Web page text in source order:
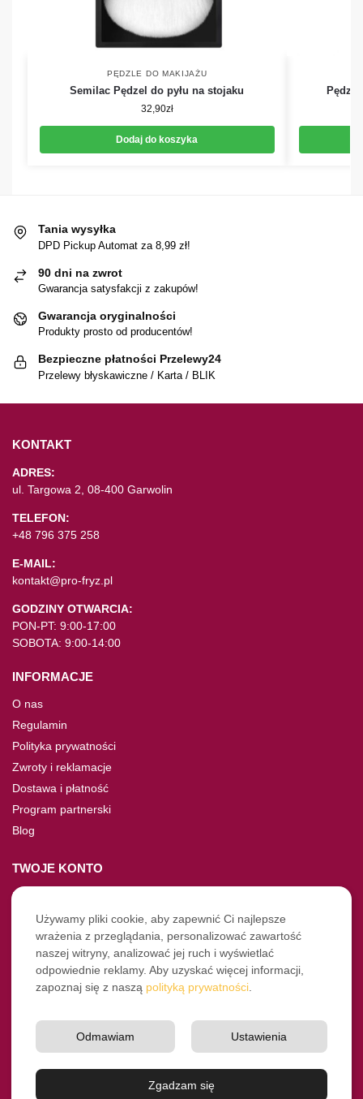
PĘDZLE DO MAKIJAŻU
Semilac Pędzel do pyłu na stojaku
32,90zł
Dodaj do koszyka
Tania wysyłka
DPD Pickup Automat za 8,99 zł!
90 dni na zwrot
Gwarancja satysfakcji z zakupów!
Gwarancja oryginalności
Produkty prosto od producentów!
Bezpieczne płatności Przelewy24
Przelewy błyskawiczne / Karta / BLIK
KONTAKT
ADRES:
ul. Targowa 2, 08-400 Garwolin
TELEFON:
+48 796 375 258
E-MAIL:
kontakt@pro-fryz.pl
GODZINY OTWARCIA:
PON-PT: 9:00-17:00
SOBOTA: 9:00-14:00
INFORMACJE
O nas
Regulamin
Polityka prywatności
Zwroty i reklamacje
Dostawa i płatność
Program partnerski
Blog
TWOJE KONTO
Moje konto
Nie pamiętasz hasła?
Twoje zamówienia
NASZE SOCIALE
Instagram
YouTube
© Pro-Fryz.pl 2021-2026
Używamy pliki cookie, aby zapewnić Ci najlepsze
wrażenia z przeglądania, personalizować zawartość
naszej witryny, analizować jej ruch i wyświetlać
odpowiednie reklamy. Aby uzyskać więcej informacji,
zapoznaj się z naszą polityką prywatności
Zgadzam się
Ustawienia
Odmawiam